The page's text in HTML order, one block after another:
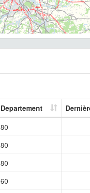
Departement
80
80
80
60